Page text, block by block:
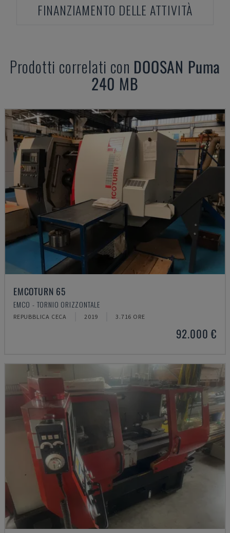
FINANZIAMENTO DELLE ATTIVITÀ
Prodotti correlati con DOOSAN Puma
240 MB
EMCOTURN 65
EMCO - TORNIO ORIZZONTALE
REPUBBLICA CECA 2019 3.716 ORE
92.000 €